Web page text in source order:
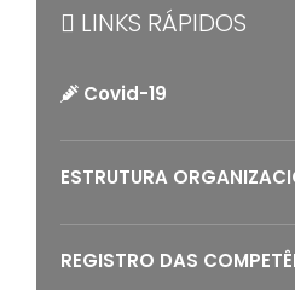
LINKS RÁPIDOS
Covid-19
ESTRUTURA
REGISTRO DAS